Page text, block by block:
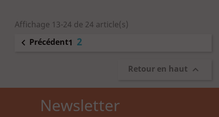
Affichage 13-24 de 24 article(s)
 Précédent1 2
Retour en haut 
Newsletter